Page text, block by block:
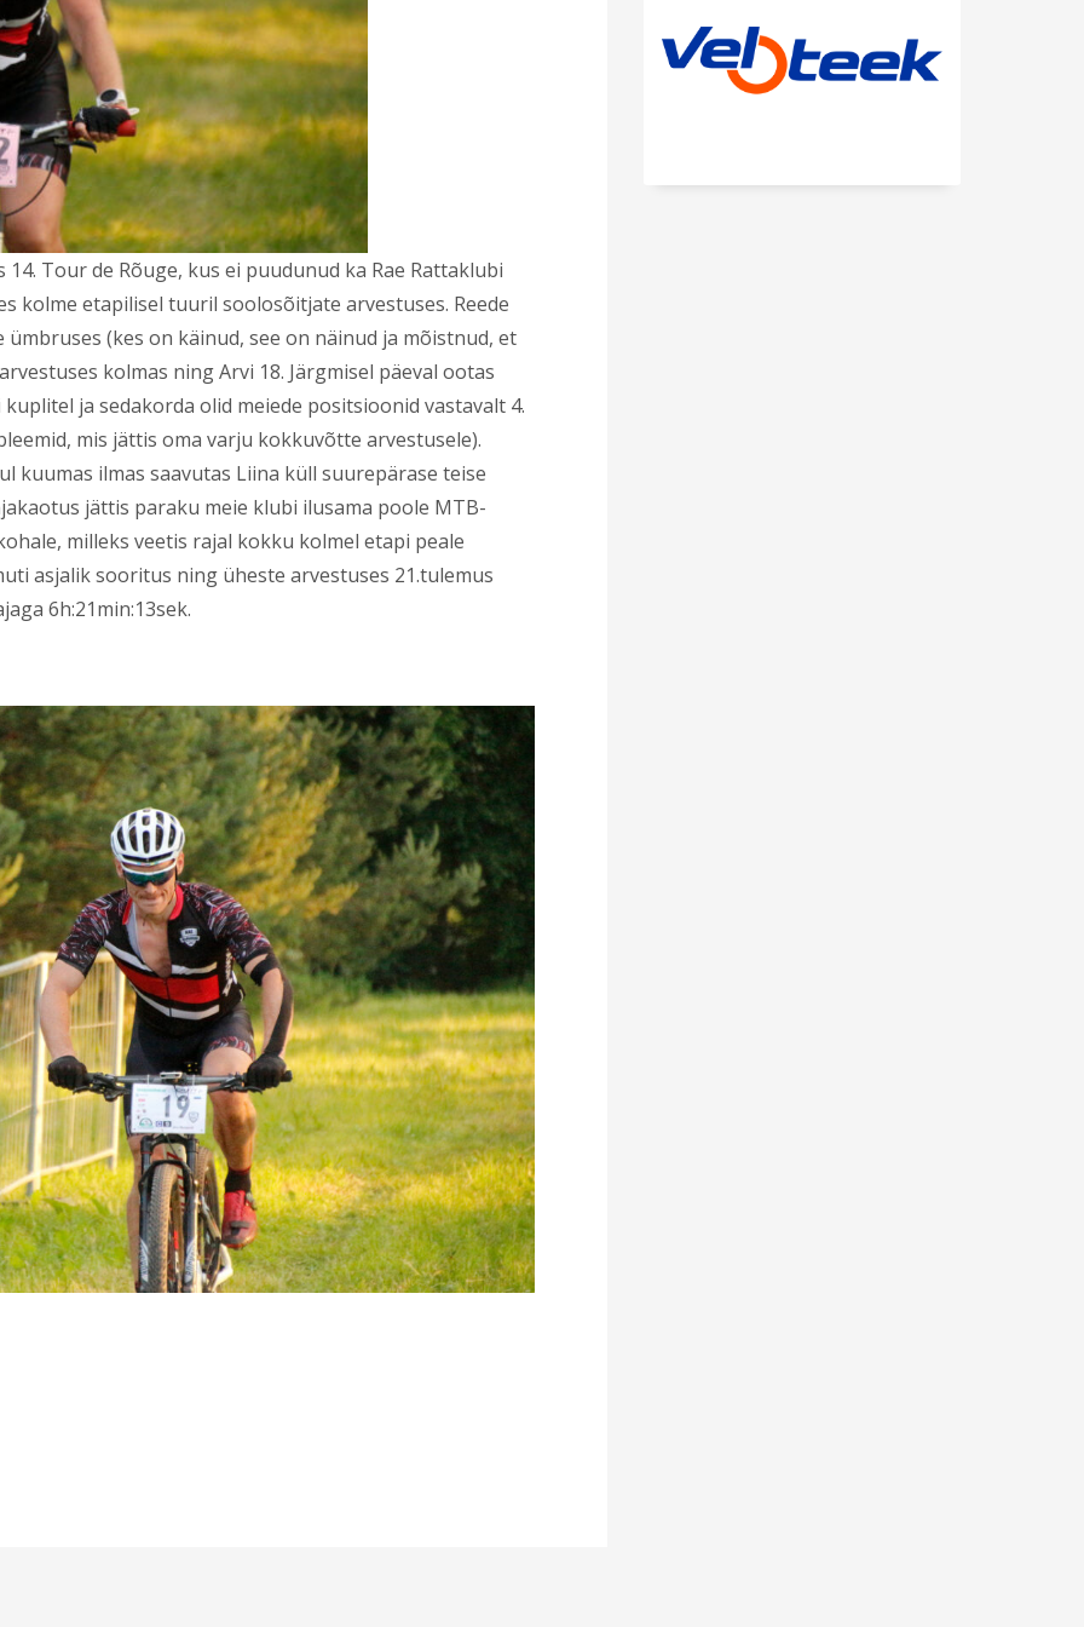
Tour de Rõuge, kus ei puudunud ka Rae Rattaklubi
kolme etapilisel tuuril soolosõitjate arvestuses. Reede
(kes on käinud, see on näinud ja mõistnud, et
kolmas ning Arvi 18. Järgmisel päeval ootas
ja sedakorda olid meiede positsioonid vastavalt 4.
mis jättis oma varju kokkuvõtte arvestusele).
kuumas ilmas saavutas Liina küll suurepärase teise
jättis paraku meie klubi ilusama poole MTB-
milleks veetis rajal kokku kolmel etapi peale
asjalik sooritus ning üheste arvestuses 21.tulemus
6h:21min:13sek.